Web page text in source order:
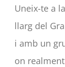
Uneix-te a
llarg del
i amb un
on realment